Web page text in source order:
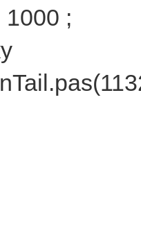
1000 ;